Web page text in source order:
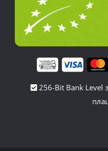
256-Bit Bank Level